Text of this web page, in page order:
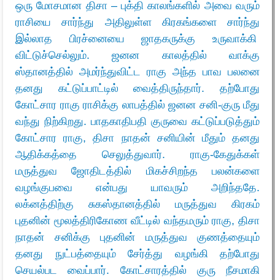
ஒரு மோசமான திசா – புக்தி காலங்களில் அவை வரும்
ராசியை சார்ந்து அதிலுள்ள கிரகங்களை சார்ந்து
இல்லாத பிரச்னையை ஜாதகருக்கு உருவாக்கி
விட்டுச்செல்லும். ஜனன காலத்தில் வாக்கு
ஸ்தானத்தில் அமர்ந்துவிட்ட ராகு அந்த பாவ பலனை
தனது கட்டுப்பாட்டில் வைத்திருந்தார். தற்போது
கோட்சார ராகு ராசிக்கு லாபத்தில் ஜனன சனி-குரு மீது
வந்து நிற்கிறது. பாதகாதிபதி குருவை கட்டுப்படுத்தும்
கோட்சார ராகு, திசா நாதன் சனியின் மீதும் தனது
ஆதிக்கத்தை செலுத்துவார். ராகு-கேதுக்கள்
மருத்துவ ஜோதிடத்தில் மிகச்சிறந்த பலன்களை
வழங்குபவை என்பது யாவரும் அறிந்ததே.
லக்னத்திற்கு சுகஸ்தானத்தில் மருத்துவ கிரகம்
புதனின் மூலத்திரிகோண வீட்டில் வந்தமரும் ராகு, திசா
நாதன் சனிக்கு புதனின் மருத்துவ குணத்தையும்
தனது நுட்பத்தையும் சேர்த்து வழங்கி தற்போது
செயல்பட வைப்பார். கோட்சாரத்தில் குரு நீசமாகி